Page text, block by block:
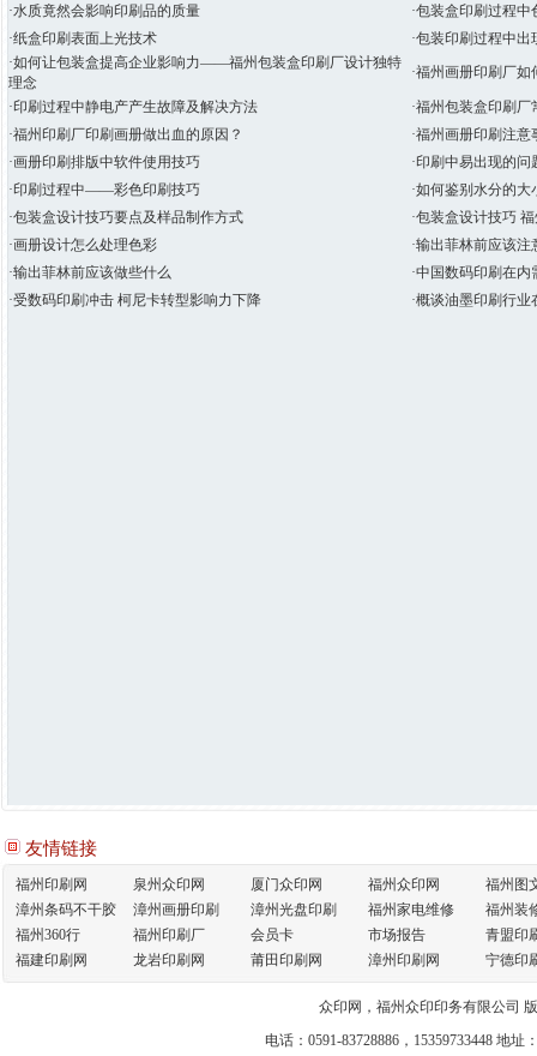
·水质竟然会影响印刷品的质量
·包装盒印刷过程中
·纸盒印刷表面上光技术
·包装印刷过程中
·如何让包装盒提高企业影响力——福州包装盒印刷厂设计独特
理念
·福州画册印刷厂
·印刷过程中静电产产生故障及解决方法
·福州包装盒印刷
·福州印刷厂印刷画册做出血的原因？
·福州画册印刷注意
·画册印刷排版中软件使用技巧
·印刷中易出现的
·印刷过程中——彩色印刷技巧
·如何鉴别水分的大
·包装盒设计技巧要点及样品制作方式
·包装盒设计技巧
·画册设计怎么处理色彩
·输出菲林前应该注
·输出菲林前应该做些什么
·中国数码印刷在
·受数码印刷冲击 柯尼卡转型影响力下降
·概谈油墨印刷行
友情链接
福州印刷网 泉州众印网 厦门众印网 福州众印网
福州图
漳州条码不干胶
漳州画册印刷 漳州光盘印刷 福州家电维修
福州装
福州360行
福州印刷厂 会员卡 市场报告
青盟印
福建印刷网
龙岩印刷网 莆田印刷网 漳州印刷网 宁德印
众印网，福州众印印务有限公司
电话：0591-83728886，15359733448 地